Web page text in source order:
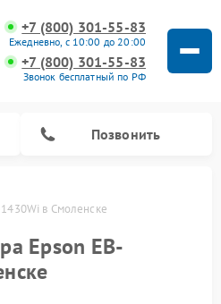
+7 (800) 301-55-83
Ежедневно, с 10:00 до 20:00
+7 (800) 301-55-83
Звонок бесплатный по РФ
Позвонить
в Смоленске
Epson EB-